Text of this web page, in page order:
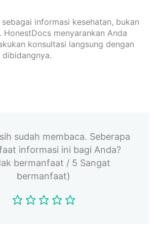
informasi kesehatan, bukan
HonestDocs menyarankan Anda
konsultasi langsung dengan
sudah membaca. Seberapa
informasi ini bagi Anda?
bermanfaat / 5 Sangat
bermanfaat)